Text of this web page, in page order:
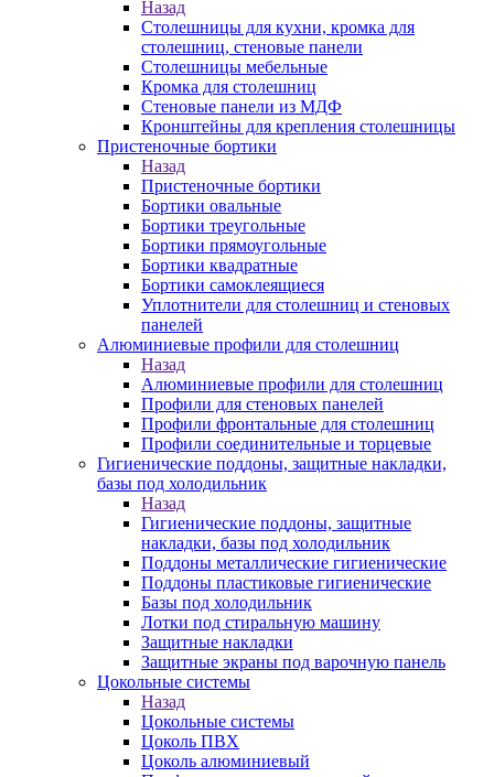
Назад
Столешницы для кухни, кромка для
столешниц, стеновые панели
Столешницы мебельные
Кромка для столешниц
Стеновые панели из МДФ
Кронштейны для крепления столешницы
Пристеночные бортики
Назад
Пристеночные бортики
Бортики овальные
Бортики треугольные
Бортики прямоугольные
Бортики квадратные
Бортики самоклеящиеся
Уплотнители для столешниц и стеновых
панелей
Алюминиевые профили для столешниц
Назад
Алюминиевые профили для столешниц
Профили для стеновых панелей
Профили фронтальные для столешниц
Профили соединительные и торцевые
Гигиенические поддоны, защитные накладки,
базы под холодильник
Назад
Гигиенические поддоны, защитные
накладки, базы под холодильник
Поддоны металлические гигиенические
Поддоны пластиковые гигиенические
Базы под холодильник
Лотки под стиральную машину
Защитные накладки
Защитные экраны под варочную панель
Цокольные системы
Назад
Цокольные системы
Цоколь ПВХ
Цоколь алюминиевый